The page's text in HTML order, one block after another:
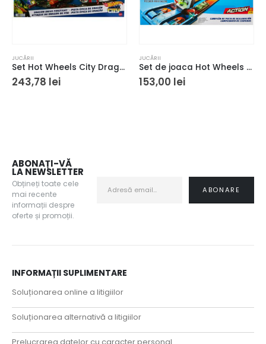
JUCĂRII
Set Hot Wheels City Dragon Drive Firefight
243,78 lei
JUCĂRII
Set de joaca Hot Wheels Action – Pista pentru acceleratii maxime
153,00 lei
ABONAȚI-VĂ
LA NEWSLETTER
Obțineți toate cele
mai recente
informații despre
oferte și promoții.
INFORMAȚII SUPLIMENTARE
Soluționarea online a litigiilor
Soluționarea alternativă a litigiilor